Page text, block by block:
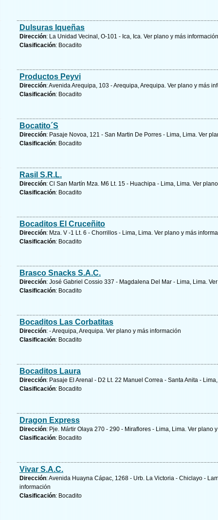
Dulsuras Iqueñas
Dirección: La Unidad Vecinal, O-101 - Ica, Ica. Ver plano y más información
Clasificación: Bocadito
Productos Peyvi
Dirección: Avenida Arequipa, 103 - Arequipa, Arequipa. Ver plano y más
Clasificación: Bocadito
Bocatito´S
Dirección: Pasaje Novoa, 121 - San Martin De Porres - Lima, Lima. Ver
Clasificación: Bocadito
Rasil S.R.L.
Dirección: Cl San Martín Mza. M6 Lt. 15 - Huachipa - Lima, Lima. Ver
Clasificación: Bocadito
Bocaditos El Cruceñito
Dirección: Mza. V -1 Lt. 6 - Chorrillos - Lima, Lima. Ver plano y más
Clasificación: Bocadito
Brasco Snacks S.A.C.
Dirección: José Gabriel Cossio 337 - Magdalena Del Mar - Lima, Lima.
Clasificación: Bocadito
Bocaditos Las Corbatitas
Dirección: - Arequipa, Arequipa. Ver plano y más información
Clasificación: Bocadito
Bocaditos Laura
Dirección: Pasaje El Arenal - D2 Lt. 22 Manuel Correa - Santa Anita -
Clasificación: Bocadito
Dragon Express
Dirección: Pje. Mártir Olaya 270 - 290 - Miraflores - Lima, Lima. Ver plano y
Clasificación: Bocadito
Vivar S.A.C.
Dirección: Avenida Huayna Cápac, 1268 - Urb. La Victoria - Chiclayo -
información
Clasificación: Bocadito